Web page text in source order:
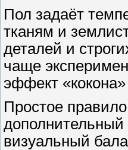
Пол задаёт
тканям и
деталей и
чаще
эффект
Простое
дополнительный
визуальный